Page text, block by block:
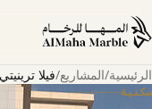
الرئيسية/المشاريع/فيلا
سكنية